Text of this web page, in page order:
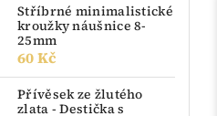
Stříbrné minimalistické
kroužky náušnice 8-
25mm
60 Kč
Přívěsek ze žlutého
zlata - Destička s